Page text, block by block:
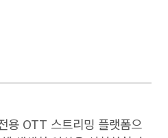
용 OTT 스트리밍 플랫폼으